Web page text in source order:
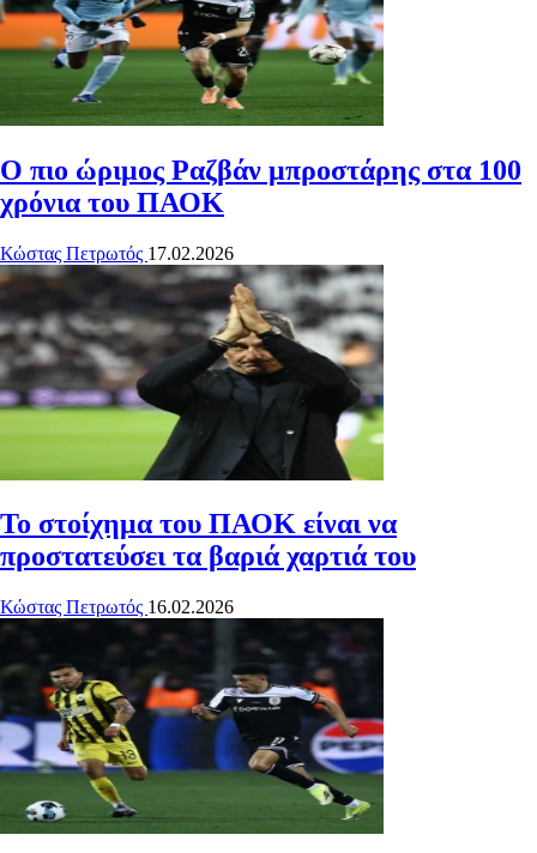
Ο πιο ώριμος Ραζβάν μπροστάρης στα 100
χρόνια του ΠΑΟΚ
Κώστας Πετρωτός 17.02.2026
Το στοίχημα του ΠΑΟΚ είναι να
προστατεύσει τα βαριά χαρτιά του
Κώστας Πετρωτός 16.02.2026